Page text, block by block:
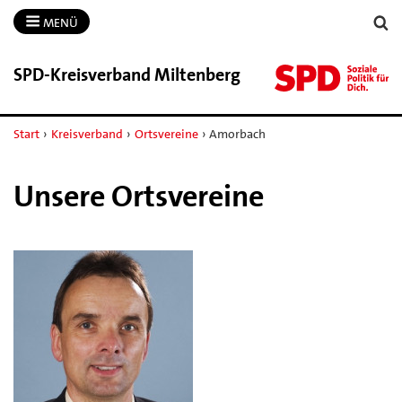
MENÜ
SPD-​Kreisverband Miltenberg
Start › Kreisverband › Ortsvereine › Amorbach
Unsere Ortsvereine